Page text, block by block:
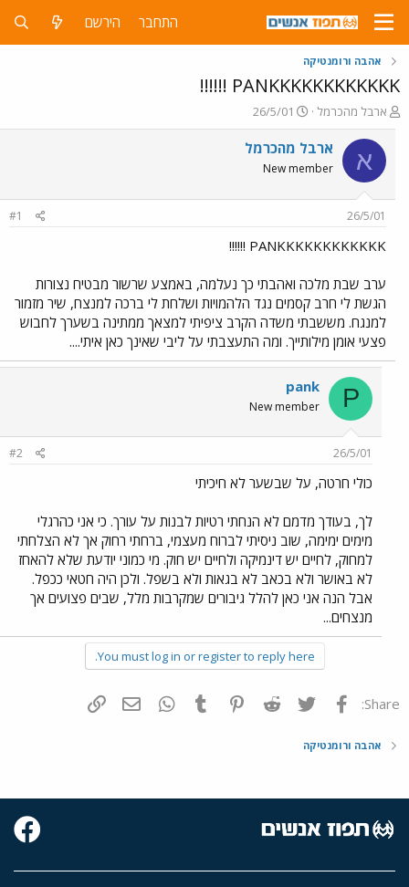
התחבר הירשם
אהבה ורומנטיקה
PANKKKKKKKKKKKK !!!!!!
פ
ו
ת
ח
ה
ש
א
ארבל מהכרמל
פ
ו
ר
ם
ר
26/5/01
א ארבל מהכרמל
New member
26/5/01
#1
PANKKKKKKKKKKKK !!!!!!
ערב שבת מלכה ואהבתי כך נעלמה, באמצע שרשור מבטיח נצורות
הגשת לי חרב קסמים נגד הלהמויות ושלחת לי ברכה למנצח, שיר מזמור
למנגח. מששבתי משדה הקרב ציפיתי למצאך ממתינה בשערך לחבוש
פצעי אומן מילותייך. ומה התעצבתי על ליבי שאינך כאן איתי....
P
pank
New member
26/5/01
#2
כולי חרטה, על שבשער לא חיכיתי
לך, בעודך מדמם לא הנחתי רטיות לבנות על עורך. כי אני כהרגלי
מימים ימימה, שוב ניסיתי לברוח מעצמי, ברחתי רחוק אך לא הצלחתי
למחוק, לחיים יש דינמיקה ולחיים יש חוק. מי כמוני יודעת שלא להאחז
לא באושר ולא בכאב לא בגאות ולא בשפל. ולכן היה חטאי ככפל.
אבל הנה אני כאן להלל גיבורים שמקרבות מלל, שבים פצועים אך
מנצחים...
You must log in or register to reply here.
Share: פייסבוק Twitter
Reddit
Pinterest
Tumblr
WhatsAppדואר אלקטרוני
אהבה ורומנטיקה